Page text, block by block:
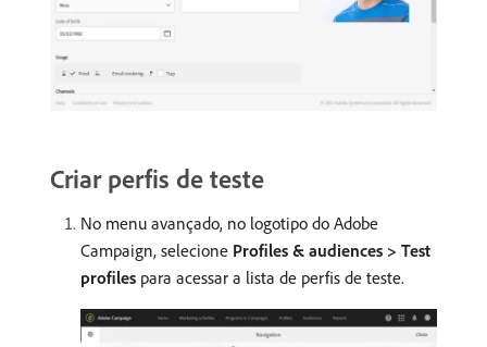
Criar perfis de teste
No menu avançado, no logotipo do Adobe
Campaign, selecione Profiles & audiences > Test
profiles para acessar a lista de perfis de teste.